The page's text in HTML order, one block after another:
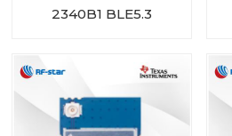
2340B1 BLE5.3